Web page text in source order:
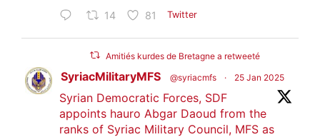
14 81 Twitter
Amitiés kurdes de Bretagne a retweeté
SyriacMilitaryMFS @syriacmfs · 25 Jan 2025
Syrian Democratic Forces, SDF
appoints hauro Abgar Daoud from the
ranks of Syriac Military Council, MFS as